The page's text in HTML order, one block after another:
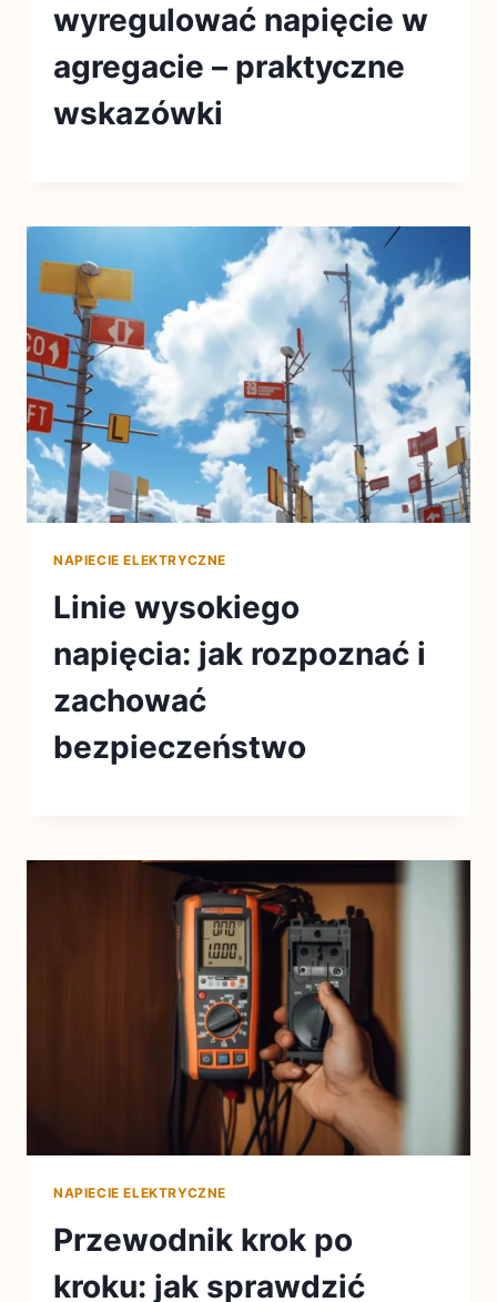
wyregulować napięcie w
agregacie – praktyczne
wskazówki
NAPIECIE ELEKTRYCZNE
Linie wysokiego
napięcia: jak rozpoznać i
zachować
bezpieczeństwo
NAPIECIE ELEKTRYCZNE
Przewodnik krok po
kroku: jak sprawdzić